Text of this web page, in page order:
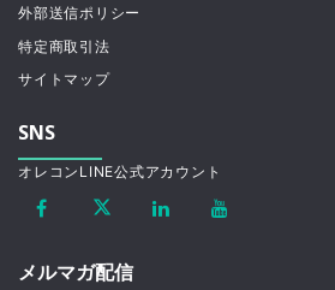
外部送信ポリシー
特定商取引法
サイトマップ
SNS
オレコンLINE公式アカウント
メルマガ配信